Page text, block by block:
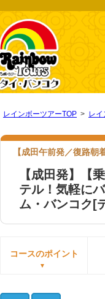
レインボーツアーTOP > レ
【成田午前発／復路朝
【成田発】【
テル！気軽に
ム・バンコク[
コースのポイント
▼